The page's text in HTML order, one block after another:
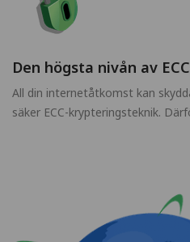
Den högsta nivån av
All din internetåtkomst kan
säker ECC-krypteringsteknik.